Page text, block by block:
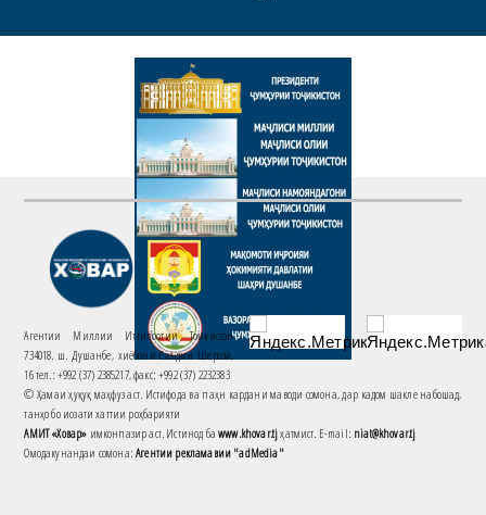
Агентии Миллии Иттилоотии Тоҷикистон
734018. ш. Душанбе, хиёбони Саъдии Шерозӣ,
16 тел.: +992 (37) 2385217, факс: +992 (37) 2232383
© Ҳамаи ҳуқуқ маҳфуз аст. Истифода ва паҳн кардани маводи сомона, дар кадом шакле набошад,
танҳо бо иҷозати хаттии роҳбарияти
АМИТ «Ховар» имконпазир аст. Истинод баwww.khovar.tjҳатмист. E-mail: niat@khovar.tj
Омодакунандаи сомона:Агентии рекламавии "adMedia"